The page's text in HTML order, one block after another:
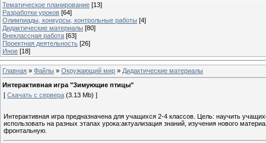
Тематическое планирование [13]
Разработки уроков [64]
Олимпиады, конкурсы, контрольные работы [4]
Дидактические материалы [80]
Внеклассная работа [63]
Проектная деятельность [26]
Иное [18]
Главная » Файлы » Окружающий мир » Дидактические материалы
Интерактивная игра "Зимующие птицы"
[ Скачать с сервера (3.13 Mb) ]
Интерактивная игра предназначена для учащихся 2-4 классов. Цель: научить
использовать на разных этапах урока:актуализация знаний, изучения нового
фронтальную.